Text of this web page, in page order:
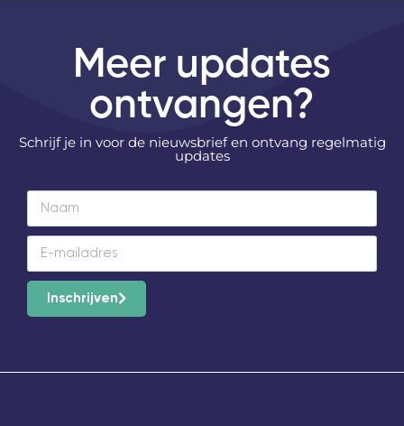
Meer updates
ontvangen?
Schrijf je in voor de nieuwsbrief en ontvang regelmatig
updates
Inschrijven